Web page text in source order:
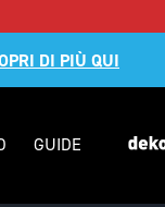
DI PIÙ QUI
GUIDE